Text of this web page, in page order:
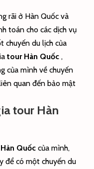
rãi ở Hàn Quốc và
toán cho các dịch vụ
chuyến du lịch của
tour Hàn Quốc ,
của mình về chuyến
quan đến bảo mật
tour Hàn
Quốc của mình,
để có một chuyến du